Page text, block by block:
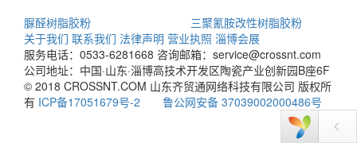
脲醛树脂胶粉
三聚氰胺改性树脂胶粉
关于我们 联系我们 法律声明 营业执照 淄博会展
服务电话：0533-6281668 咨询邮箱：service@crossnt.com
公司地址：中国·山东·淄博高技术开发区陶瓷产业创新园B座6F
© 2018 CROSSNT.COM 山东齐贸通网络科技有限公司 版权所
有 ICP备17051679号-2 鲁公网安备 37039002000486号